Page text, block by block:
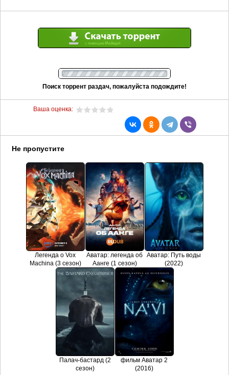
Поиск торрент раздач, пожалуйста подождите!
Ваша оценка:
Не пропустите
Легенда о Vox
Machina (3 сезон)
Аватар: легенда об
Аанге (1 сезон)
Аватар: Путь воды
(2022)
Палач-бастард (2
сезон)
фильм Аватар 2
(2016)